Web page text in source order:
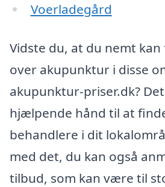
Voerladegård
Vidste du, at du nemt
over akupunktur i disse
akupunktur-priser.dk?
hjælpende hånd til at
behandlere i dit
med det, du kan også
tilbud, som kan være til